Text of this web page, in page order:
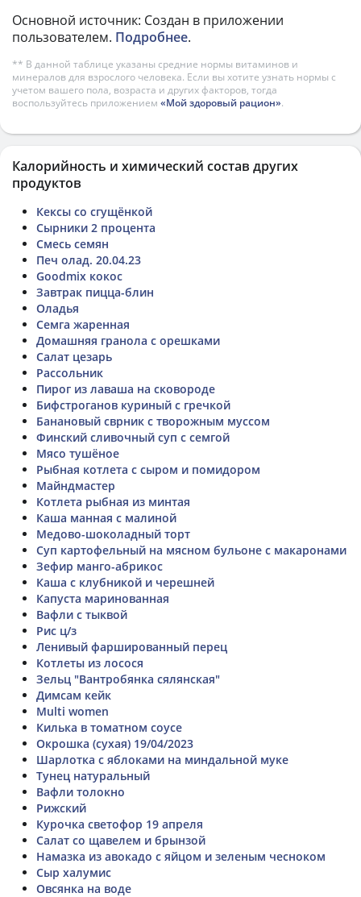
Основной источник: Создан в приложении
пользователем. Подробнее.
** В данной таблице указаны средние нормы витаминов и
минералов для взрослого человека. Если вы хотите узнать нормы с
учетом вашего пола, возраста и других факторов, тогда
воспользуйтесь приложением «Мой здоровый рацион».
Калорийность и химический состав других
продуктов
Кексы со сгущёнкой
Сырники 2 процента
Смесь семян
Печ олад. 20.04.23
Goodmix кокос
Завтрак пицца-блин
Оладья
Семга жаренная
Домашняя гранола с орешками
Салат цезарь
Рассольник
Пирог из лаваша на сковороде
Бифстроганов куриный с гречкой
Банановый сврник с творожным муссом
Финский сливочный суп с семгой
Мясо тушёное
Рыбная котлета с сыром и помидором
Майндмастер
Котлета рыбная из минтая
Каша манная с малиной
Медово-шоколадный торт
Суп картофельный на мясном бульоне с макаронами
Зефир манго-абрикос
Каша с клубникой и черешней
Капуста маринованная
Вафли с тыквой
Рис ц/з
Ленивый фаршированный перец
Котлеты из лосося
Зельц "Вантробянка сялянская"
Димсам кейк
Multi women
Килька в томатном соусе
Окрошка (сухая) 19/04/2023
Шарлотка с яблоками на миндальной муке
Тунец натуральный
Вафли толокно
Рижский
Курочка светофор 19 апреля
Салат со щавелем и брынзой
Намазка из авокадо с яйцом и зеленым чесноком
Сыр халумис
Овсянка на воде